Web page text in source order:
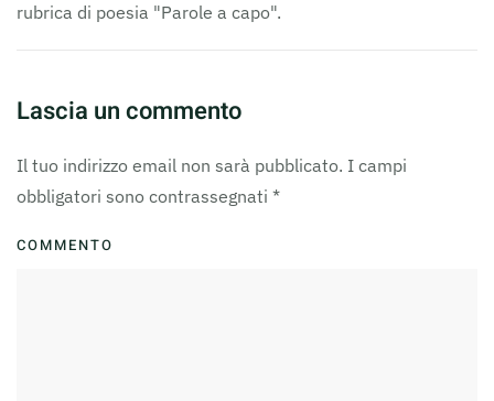
rubrica di poesia "Parole a capo".
Lascia un commento
Il tuo indirizzo email non sarà pubblicato. I campi
obbligatori sono contrassegnati *
COMMENTO